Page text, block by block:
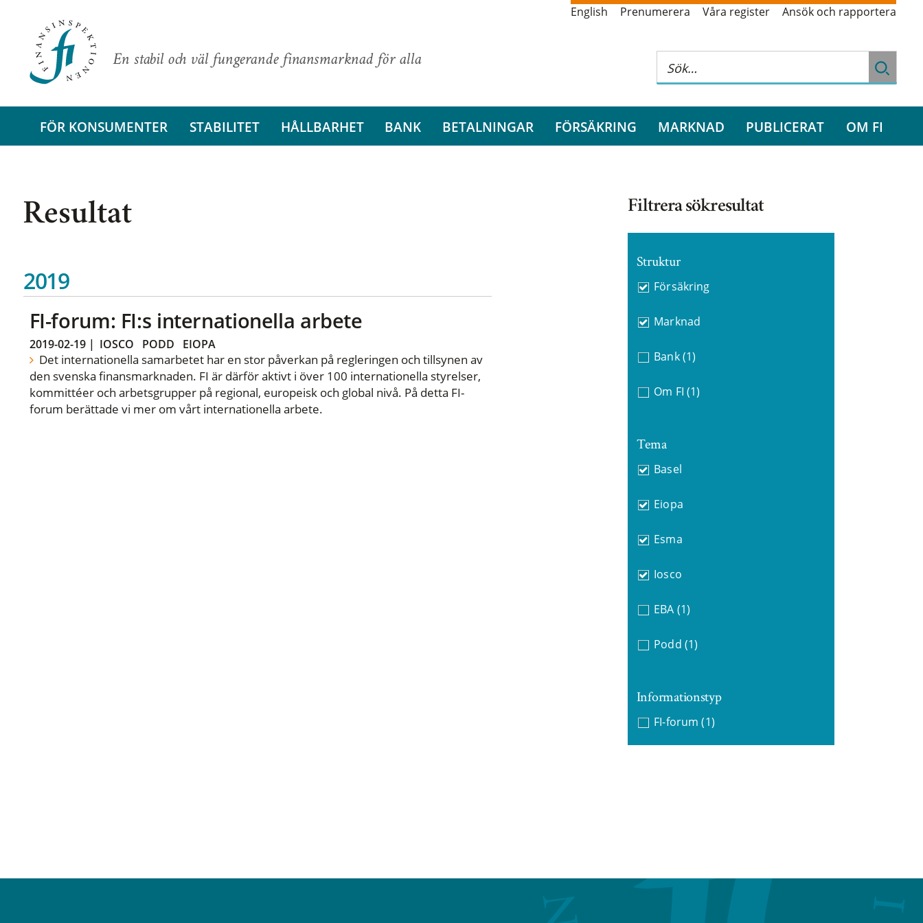
En stabil och väl fungerande finansmarknad för alla
English Prenumerera Våra register Ansök och rapportera
FÖR KONSUMENTER STABILITET HÅLLBARHET BANK BETALNINGAR FÖRSÄKRING MARKNAD PUBLICERAT OM FI
Resultat
2019
FI-forum: FI:s internationella arbete
2019-02-19| IOSCO PODD EIOPA
Det internationella samarbetet har en stor påverkan på regleringen och tillsynen av
den svenska finansmarknaden. FI är därför aktivt i över 100 internationella styrelser,
kommittéer och arbetsgrupper på regional, europeisk och global nivå. På detta FI-
forum berättade vi mer om vårt internationella arbete.
Filtrera sökresultat
Struktur
Försäkring
Marknad
Bank (1)
Om FI (1)
Tema
Basel
Eiopa
Esma
Iosco
EBA (1)
Podd (1)
Informationstyp
FI-forum (1)